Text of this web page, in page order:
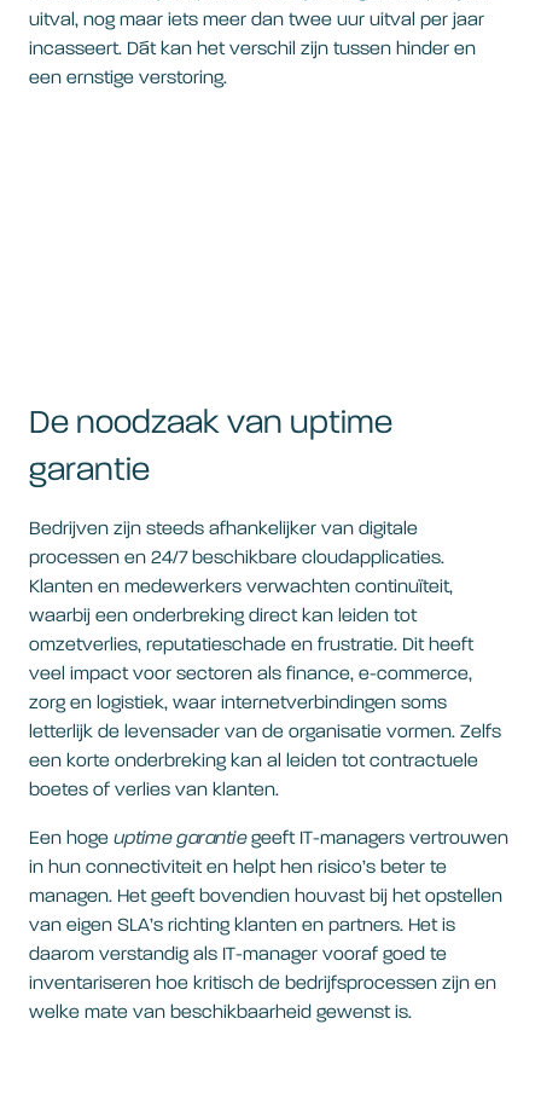
uitval, nog maar iets meer dan twee uur uitval per jaar
incasseert. Dát kan het verschil zijn tussen hinder en
een ernstige verstoring.
De noodzaak van uptime
garantie
Bedrijven zijn steeds afhankelijker van digitale
processen en 24/7 beschikbare cloudapplicaties.
Klanten en medewerkers verwachten continuïteit,
waarbij een onderbreking direct kan leiden tot
omzetverlies, reputatieschade en frustratie. Dit heeft
veel impact voor sectoren als finance, e-commerce,
zorg en logistiek, waar internetverbindingen soms
letterlijk de levensader van de organisatie vormen. Zelfs
een korte onderbreking kan al leiden tot contractuele
boetes of verlies van klanten.
Een hoge uptime garantiegeeft IT-managers vertrouwen
in hun connectiviteit en helpt hen risico’s beter te
managen. Het geeft bovendien houvast bij het opstellen
van eigen SLA’s richting klanten en partners. Het is
daarom verstandig als IT-manager vooraf goed te
inventariseren hoe kritisch de bedrijfsprocessen zijn en
welke mate van beschikbaarheid gewenst is.